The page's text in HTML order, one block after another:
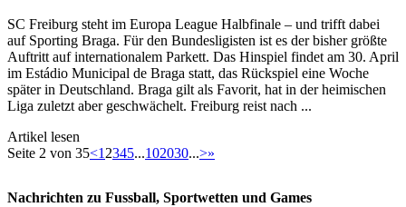
SC Freiburg steht im Europa League Halbfinale – und trifft dabei
auf Sporting Braga. Für den Bundesligisten ist es der bisher größte
Auftritt auf internationalem Parkett. Das Hinspiel findet am 30. April
im Estádio Municipal de Braga statt, das Rückspiel eine Woche
später in Deutschland. Braga gilt als Favorit, hat in der heimischen
Liga zuletzt aber geschwächelt. Freiburg reist nach ...
Artikel lesen
Seite 2 von 35<1 2345...102030...>»
Nachrichten zu Fussball, Sportwetten und Games